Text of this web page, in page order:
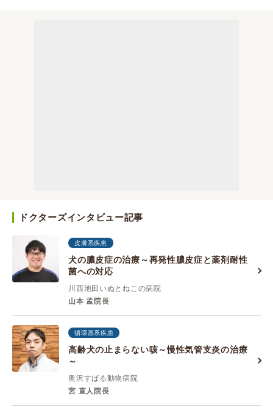
ドクターズインタビュー記事
皮膚系疾患
犬の膿皮症の治療～再発性膿皮症と薬剤耐性
菌への対応
川西池田いぬとねこの病院
山本 孟院長
循環器系疾患
高齢犬の止まらない咳～慢性気管支炎の治療
～
奥沢すばる動物病院
宮 直人院長